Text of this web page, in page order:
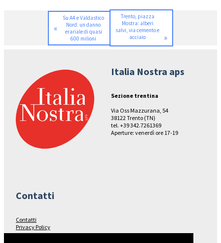
«
Su A4 e Valdastico
Nord: un danno
erariale di quasi
600 milioni
Trento, piazza
Mostra: alberi
salvi, via cemento e
acciaio
»
Italia Nostra aps
Sezione trentina
Via Oss Mazzurana, 54
38122 Trento (TN)
tel. +39 342.7261369
Aperture: venerdì ore 17-19
Contatti
Contatti
Privacy Policy